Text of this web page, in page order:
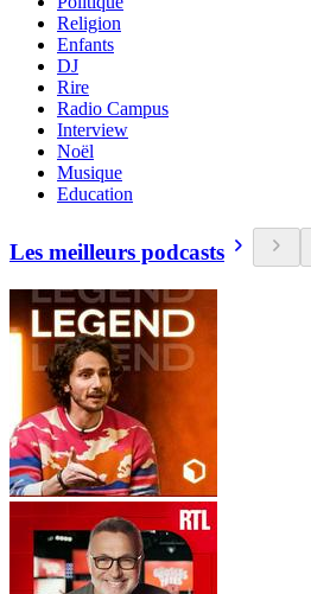
Religion
Enfants
DJ
Rire
Radio Campus
Interview
Noël
Musique
Education
Les meilleurs podcasts